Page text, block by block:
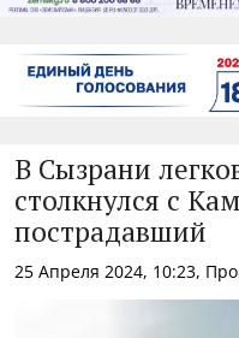
В Сызрани
столкнулся с
пострадавший
25 Апреля 2024, 10:23,